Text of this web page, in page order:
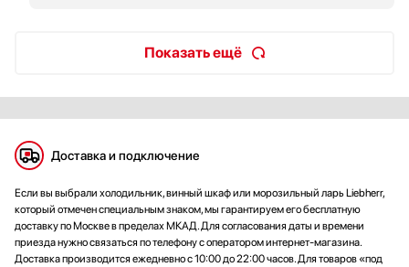
Показать ещё
Доставка и подключение
Если вы выбрали холодильник, винный шкаф или морозильный ларь Liebherr,
который отмечен специальным знаком, мы гарантируем его бесплатную
доставку по Москве в пределах МКАД. Для согласования даты и времени
приезда нужно связаться по телефону с оператором интернет-магазина.
Доставка производится ежедневно с 10:00 до 22:00 часов. Для товаров «под